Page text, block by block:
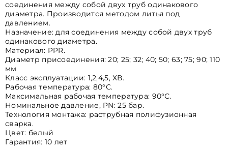
соединения между собой двух труб одинакового
диаметра. Производится методом литья под
давлением.
Назначение: для соединения между собой двух труб
одинакового диаметра.
Материал: PPR.
Диаметр присоединения: 20; 25; 32; 40; 50; 63; 75; 90; 110
мм
Класс эксплуатации: 1,2,4,5, ХВ.
Рабочая температура: 80°С.
Максимальная рабочая температура: 90°С.
Номинальное давление, PN: 25 бар.
Технология монтажа: раструбная полифузионная
сварка.
Цвет: белый
Гарантия: 10 лет